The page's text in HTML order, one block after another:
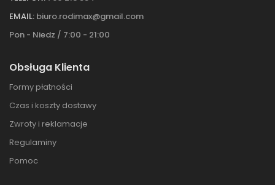
EMAIL: biuro.rodimax@gmail.com
Pon - Niedz / 7:00 - 21:00
Obsługa Klienta
Formy płatności
Czas i koszty dostawy
Zwroty i reklamacje
Regulaminy
Pomoc